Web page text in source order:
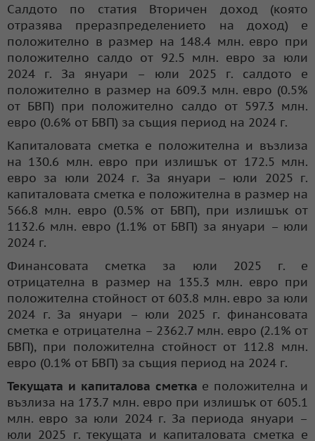
Салдото по статия Вторичен доход (която
отразява преразпределението на доход) е
положително в размер на 148.4 млн. евро при
положително салдо от 92.5 млн. евро за юли
2024 г. За януари – юли 2025 г. салдото е
положително в размер на 609.3 млн. евро (0.5%
от БВП) при положително салдо от 597.3 млн.
евро (0.6% от БВП) за същия период на 2024 г.
Капиталовата сметка е положителна и възлиза
на 130.6 млн. евро при излишък от 172.5 млн.
евро за юли 2024 г. За януари – юли 2025 г.
капиталовата сметка е положителна в размер на
566.8 млн. евро (0.5% от БВП), при излишък от
1132.6 млн. евро (1.1% от БВП) за януари – юли
2024 г.
Финансовата сметка за юли 2025 г. е
отрицателна в размер на 135.3 млн. евро при
положителна стойност от 603.8 млн. евро за юли
2024 г. За януари – юли 2025 г. финансовата
сметка е отрицателна – 2362.7 млн. евро (2.1% от
БВП), при положителна стойност от 112.8 млн.
евро (0.1% от БВП) за същия период на 2024 г.
Текущата и капиталова сметка е положителна и
възлиза на 173.7 млн. евро при излишък от 605.1
млн. евро за юли 2024 г. За периода януари –
юли 2025 г. текущата и капиталовата сметка е